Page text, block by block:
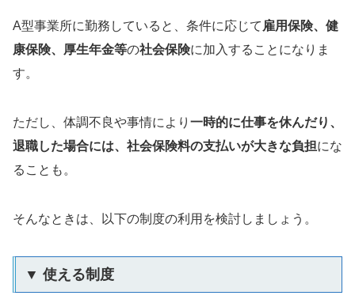
A型事業所に勤務していると、条件に応じて 雇用保険、健
康保険、厚生年金等の社会保険に加入することになりま
す。
ただし、体調不良や事情により 一時的に仕事を休んだり、
退職した場合には、社会保険料の支払いが大きな負担にな
ることも。
そんなときは、以下の制度の利用を検討しましょう。
▼ 使える制度